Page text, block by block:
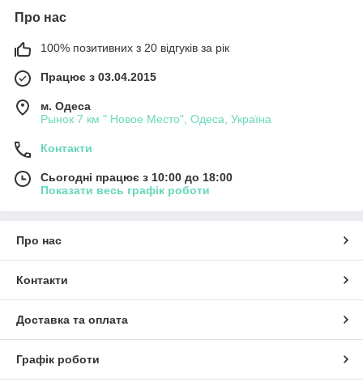
Про нас
100% позитивних з 20 відгуків за рік
Працює з 03.04.2015
м. Одеса
Рынок 7 км " Новое Место", Одеса, Україна
Контакти
Сьогодні працює з 10:00 до 18:00
Показати весь графік роботи
Про нас
Контакти
Доставка та оплата
Графік роботи